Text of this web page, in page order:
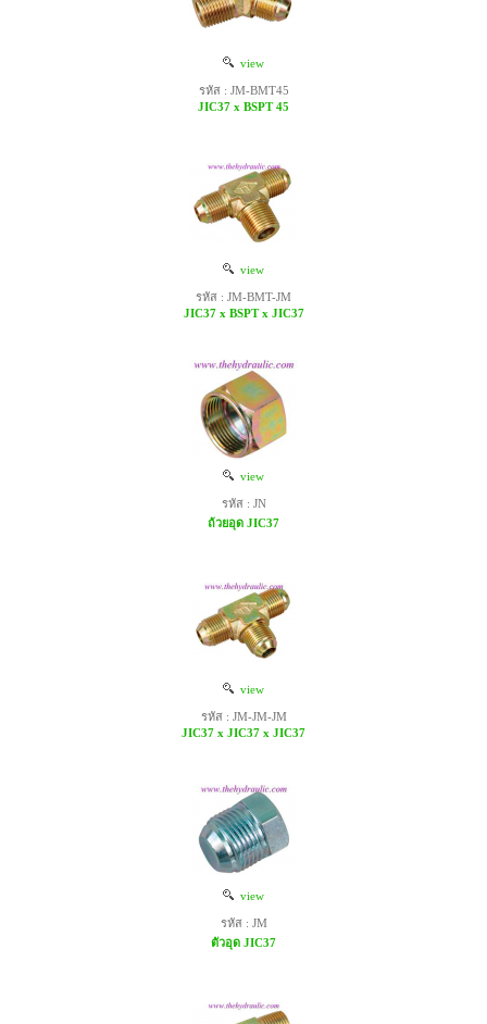
view
รหัส : JM-BMT45
JIC37 x BSPT 45
view
รหัส : JM-BMT-JM
JIC37 x BSPT x JIC37
view
รหัส : JN
ถ้วยอุด JIC37
view
รหัส : JM-JM-JM
JIC37 x JIC37 x JIC37
view
รหัส : JM
ตัวอุด JIC37